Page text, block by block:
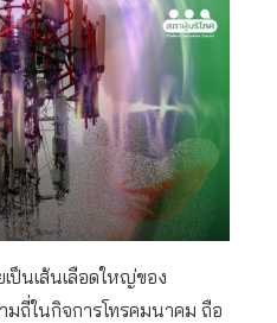
ป็นเส้นเลือดใหญ่ของ
ถี่ในกิจการโทรคมนาคม ถือ